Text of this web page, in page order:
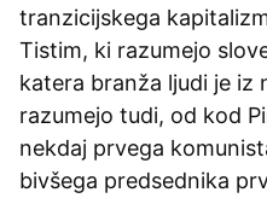
tranzicijskega
Tistim, ki razumejo
katera branža ljudi je iz
razumejo tudi, od kod
nekdaj prvega
bivšega predsednika